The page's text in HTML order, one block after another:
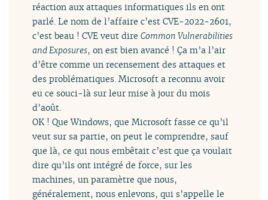
réaction aux attaques informatiques ils en ont
parlé. Le nom de l’affaire c’est CVE-2022-2601,
c’est beau ! CVE veut direCommon Vulnerabilities
and Exposures, on est bien avancé ! Ça m’a l’air
d’être comme un recensement des attaques et
des problématiques. Microsoft a reconnu avoir
eu ce souci-là sur leur mise à jour du mois
d’août.
OK ! Que Windows, que Microsoft fasse ce qu’il
veut sur sa partie, on peut le comprendre, sauf
que là, ce qui nous embêtait c’est que ça voulait
dire qu’ils ont intégré de force, sur les
machines, un paramètre que nous,
généralement, nous enlevons, qui s’appelle le